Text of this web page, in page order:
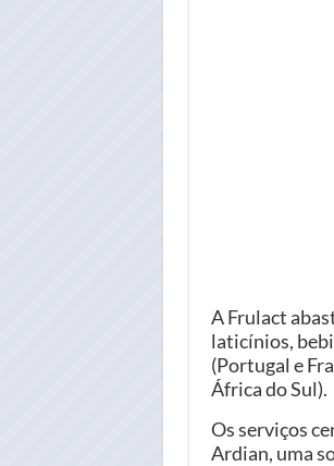
A Frulact
laticínios,
(Portugal e
África do Sul).
Os serviços
Ardian, uma